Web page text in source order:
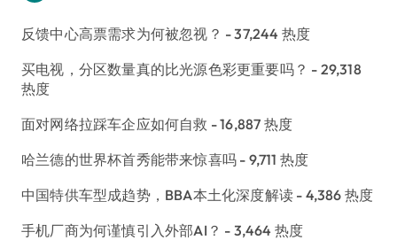
反馈中心高票需求为何被忽视？ - 37,244 热度
买电视，分区数量真的比光源色彩更重要吗？ - 29,318
热度
面对网络拉踩车企应如何自救 - 16,887 热度
哈兰德的世界杯首秀能带来惊喜吗 - 9,711 热度
中国特供车型成趋势，BBA本土化深度解读 - 4,386 热度
手机厂商为何谨慎引入外部AI？ - 3,464 热度